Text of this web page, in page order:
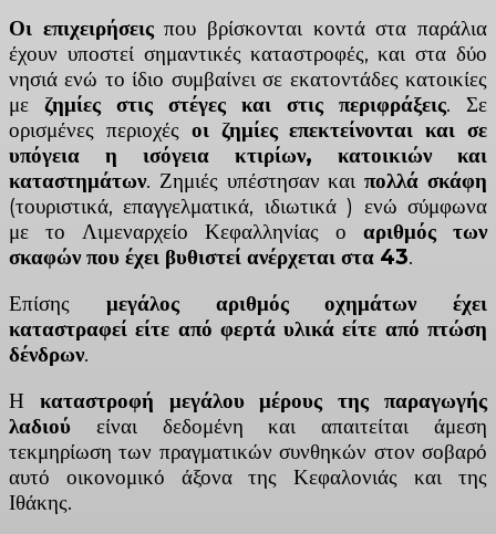
Οι επιχειρήσειςπου βρίσκονται κοντά στα παράλια
έχουν υποστεί σημαντικές καταστροφές, και στα δύο
νησιά ενώ το ίδιο συμβαίνει σε εκατοντάδες κατοικίες
με ζημίες στις στέγες και στις περιφράξεις. Σε
ορισμένες περιοχές οι ζημίες επεκτείνονται και σε
υπόγεια η ισόγεια κτιρίων, κατοικιών και
καταστημάτων. Ζημιές υπέστησαν καιπολλά σκάφη
(τουριστικά, επαγγελματικά, ιδιωτικά ) ενώ σύμφωνα
με το Λιμεναρχείο Κεφαλληνίας ο αριθμός των
σκαφών που έχει βυθιστεί ανέρχεται στα 43.
Επίσης μεγάλος αριθμός οχημάτων έχει
καταστραφεί είτε από φερτά υλικά είτε από πτώση
δένδρων.
Η καταστροφή μεγάλου μέρους της παραγωγής
λαδιού είναι δεδομένη και απαιτείται άμεση
τεκμηρίωση των πραγματικών συνθηκών στον σοβαρό
αυτό οικονομικό άξονα της Κεφαλονιάς και της
Ιθάκης.